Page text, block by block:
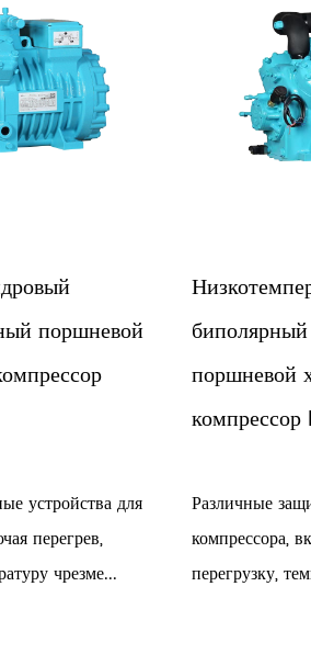
Низкотемпературный
биполярный полугерметичный
поршневой холодильный
компрессор Briliant
Различные защитные устройства для
компрессора, включая перегрев,
перегрузку, температуру чре...